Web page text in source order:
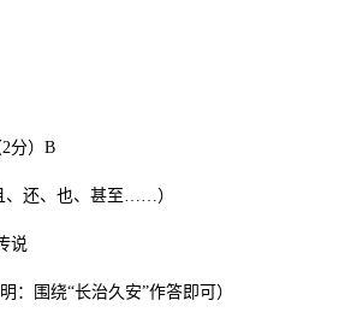
分）B
还、也、甚至……）
说
围绕“长治久安”作答即可）